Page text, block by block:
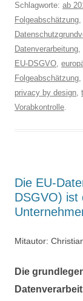
Schlagworte: ab
Folgeabschätzung,
Datenverarbeitung,
EU-DSGVO,
Folgeabschätzung,
privacy by design,
Vorabkontrolle.
Die EU-
DSGVO) ist
Mitautor:
Die